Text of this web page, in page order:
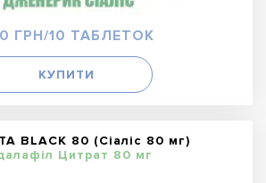
ГРН/10 ТАБЛЕТОК
КУПИТИ
BLACK 80 (Сіаліс 80 мг)
Цитрат 80 мг